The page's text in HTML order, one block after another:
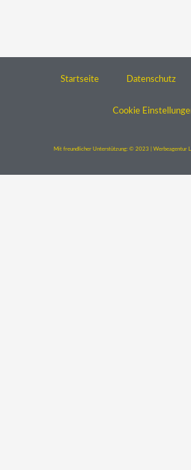
Startseite Datenschutz
Cookie
Mit freundlicher Unterstützung: © 2023 | Werbeagentur